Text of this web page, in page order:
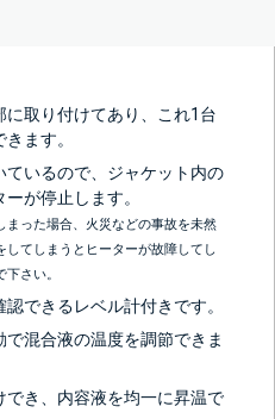
に取り付けてあり、これ1台
ます。
いるので、ジャケット内の
が停止します。
った場合、火災などの事故を未然
してしまうとヒーターが故障してし
さい。
できるレベル計付きです。
混合液の温度を調節できま
き、内容液を均一に昇温で